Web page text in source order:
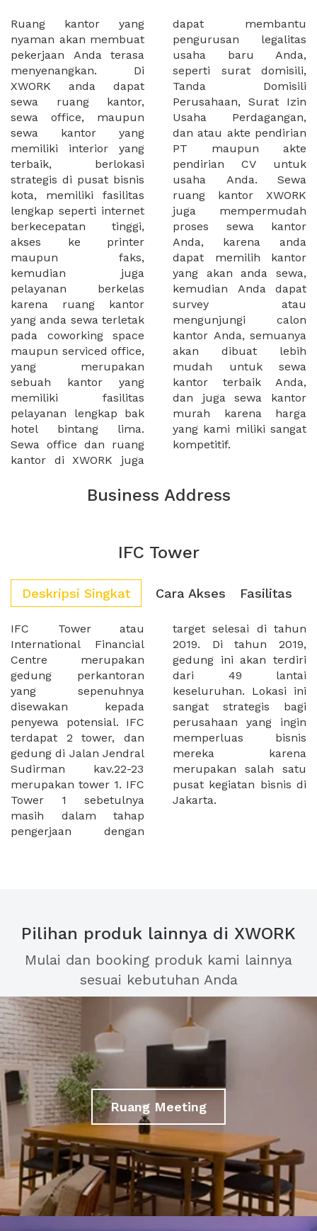
Ruang kantor yang
nyaman akan membuat
pekerjaan Anda terasa
menyenangkan. Di
XWORK anda dapat
sewa ruang kantor,
sewa office, maupun
sewa kantor yang
memiliki interior yang
terbaik, berlokasi
strategis di pusat bisnis
kota, memiliki fasilitas
lengkap seperti internet
berkecepatan tinggi,
akses ke printer
maupun faks,
kemudian juga
pelayanan berkelas
karena ruang kantor
yang anda sewa terletak
pada coworking space
maupun serviced office,
yang merupakan
sebuah kantor yang
memiliki fasilitas
pelayanan lengkap bak
hotel bintang lima.
Sewa office dan ruang
kantor di XWORK juga
dapat membantu
pengurusan legalitas
usaha baru Anda,
seperti surat domisili,
Tanda Domisili
Perusahaan, Surat Izin
Usaha Perdagangan,
dan atau akte pendirian
PT maupun akte
pendirian CV untuk
usaha Anda. Sewa
ruang kantor XWORK
juga mempermudah
proses sewa kantor
Anda, karena anda
dapat memilih kantor
yang akan anda sewa,
kemudian Anda dapat
survey atau
mengunjungi calon
kantor Anda, semuanya
akan dibuat lebih
mudah untuk sewa
kantor terbaik Anda,
dan juga sewa kantor
murah karena harga
yang kami miliki sangat
kompetitif.
Business Address
IFC Tower
Deskripsi Singkat Cara Akses Fasilitas
IFC Tower atau
International Financial
Centre merupakan
gedung perkantoran
yang sepenuhnya
disewakan kepada
penyewa potensial. IFC
terdapat 2 tower, dan
gedung di Jalan Jendral
Sudirman kav.22-23
merupakan tower 1. IFC
Tower 1 sebetulnya
masih dalam tahap
pengerjaan dengan
target selesai di tahun
2019. Di tahun 2019,
gedung ini akan terdiri
dari 49 lantai
keseluruhan. Lokasi ini
sangat strategis bagi
perusahaan yang ingin
memperluas bisnis
mereka karena
merupakan salah satu
pusat kegiatan bisnis di
Jakarta.
Pilihan produk lainnya di XWORK
Mulai dan booking produk kami lainnya
sesuai kebutuhan Anda
Ruang Meeting